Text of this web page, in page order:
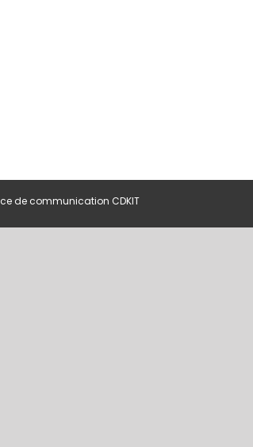
de communication CDKIT